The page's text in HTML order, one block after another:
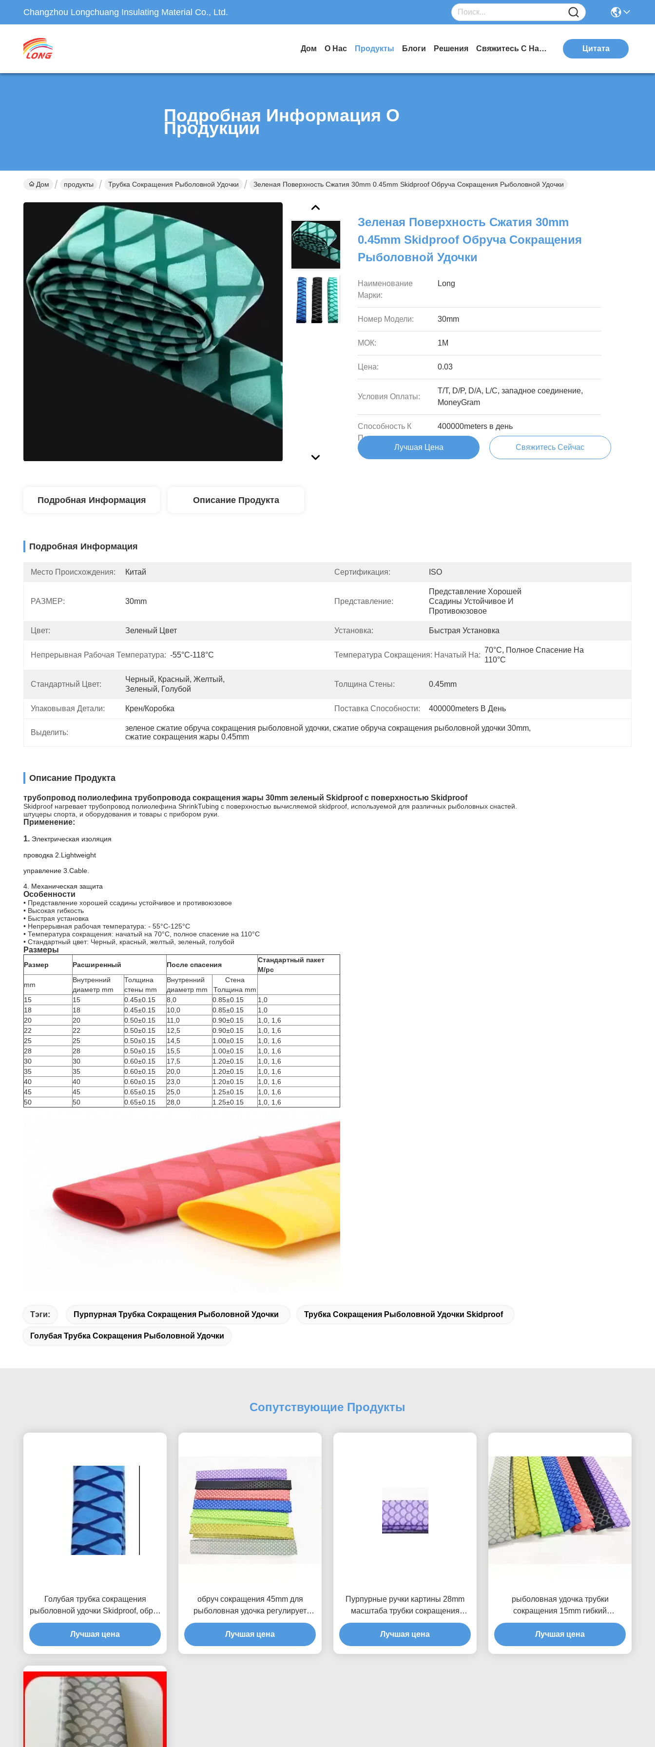
Changzhou Longchuang Insulating Material Co., Ltd.
Дом О Нас Продукты Блоги Решения Свяжитесь С Нами Цитата
Подробная Информация О
Продукции
Дом продукты Трубка Сокращения Рыболовной Удочки Зеленая Поверхность Сжатия 30mm 0.45mm Skidproof Обруча Сокращения Рыболовной Удочки
Зеленая Поверхность Сжатия 30mm
0.45mm Skidproof Обруча Сокращения
Рыболовной Удочки
Наименование
Марки:
Long
Номер Модели: 30mm
МОК: 1M
Цена: 0.03
Условия Оплаты:
T/T, D/P, D/A, L/C, западное соединение,
MoneyGram
Способность К
Поставкам:
400000meters в день
Лучшая Цена Свяжитесь Сейчас
Подробная Информация Описание Продукта
Подробная Информация
Место Происхождения: Китай Сертификация: ISO
РАЗМЕР: 30mm Представление:
Представление Хорошей
Ссадины Устойчивое И
Противоюзовое
Цвет: Зеленый Цвет Установка: Быстрая Установка
Непрерывная Рабочая Температура: -55°C-118°C Температура Сокращения: Начатый На:
70°C, Полное Спасение На
110°C
Стандартный Цвет:
Черный, Красный, Желтый,
Зеленый, Голубой
Толщина Стены: 0.45mm
Упаковывая Детали: Крен/коробка Поставка Способности: 400000meters В День
Выделить:
зеленое сжатие обруча сокращения рыболовной удочки, сжатие обруча сокращения рыболовной удочки 30mm,
сжатие сокращения жары 0.45mm
Описание Продукта
трубопровод полиолефина трубопровода сокращения жары 30mm зеленый Skidproof с поверхностью Skidproof
Skidproof нагревает трубопровод полиолефина ShrinkTubing с поверхностью вычисляемой skidproof, используемой для различных рыболовных снастей.
штуцеры спорта, и оборудования и товары с прибором руки.
Применение:
1. Электрическая изоляция
проводка 2.Lightweight
управление 3.Cable.
4. Механическая защита
Особенности
• Представление хорошей ссадины устойчивое и противоюзовое
• Высокая гибкость
• Быстрая установка
• Непрерывная рабочая температура: - 55°C-125°C
• Температура сокращения: начатый на 70°C, полное спасение на 110°C
• Стандартный цвет: Черный, красный, желтый, зеленый, голубой
Размеры
Размер Расширенный После спасения
Стандартный пакет
M/pc
mm
Внутренний
диаметр mm
Толщина
стены mm
Внутренний
диаметр mm
Стена
Толщина mm
15
15 0.45±0.15 8,0 0.85±0.15
1,0
18
18 0.45±0.15 10,0 0.85±0.15
1,0
20
20 0.50±0.15 11,0 0.90±0.15
1,0, 1,6
22
22 0.50±0.15 12,5 0.90±0.15
1,0, 1,6
25
25 0.50±0.15 14,5 1.00±0.15
1,0, 1,6
28
28 0.50±0.15 15,5 1.00±0.15
1,0, 1,6
30
30 0.60±0.15 17,5 1.20±0.15
1,0, 1,6
35
35 0.60±0.15 20,0 1.20±0.15
1,0, 1,6
40
40 0.60±0.15 23,0 1.20±0.15
1,0, 1,6
45
45 0.65±0.15 25,0 1.25±0.15
1,0, 1,6
50
50 0.65±0.15 28,0 1.25±0.15 1,0, 1,6
Тэги: Пурпурная Трубка Сокращения Рыболовной Удочки Трубка Сокращения Рыболовной Удочки Skidproof
Голубая Трубка Сокращения Рыболовной Удочки
Сопутствующие Продукты
Голубая трубка сокращения
рыболовной удочки Skidproof, обруч
сокращения жары 40mm для
рыболовные удочки
Лучшая цена
обруч сокращения 45mm для
рыболовная удочка регулирует
салатовую противостатическую
трубку сокращения штанги
Лучшая цена
Пурпурные ручки картины 28mm
масштаба трубки сокращения
рыболовной удочки
Лучшая цена
рыболовная удочка трубки
сокращения 15mm гибкий
регулирует обруч 0.6mm
Лучшая цена